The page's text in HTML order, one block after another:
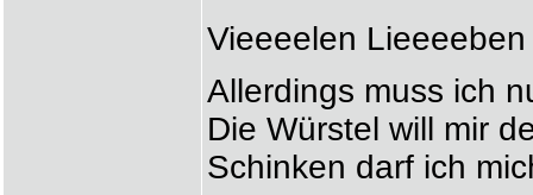
Vieeeelen
Allerdings muss ich
Die Würstel will mir
Schinken darf ich